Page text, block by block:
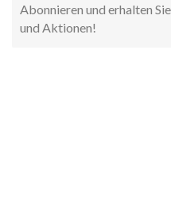
Abonnieren und erhalten
und Aktionen!